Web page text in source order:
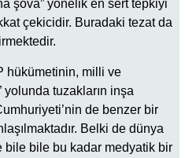
şova” yönelik en sert tepkiyi
çekicidir. Buradaki tezat da
hükümetinin, milli ve
yolunda tuzakların inşa
de benzer bir
Belki de dünya
bile bile bu kadar medyatik bir